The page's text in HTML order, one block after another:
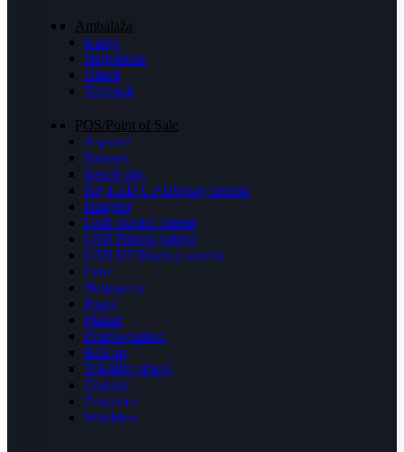
Ambalaža
Kutije
Naljepnice
Omoti
Tetrapak
POS/Point of Sale
A-panoi
Banneri
Beach flag
Big LED UP Display sistemi
Hangeri
LED okviri i totemi
LED Promo pultevi
LED UP Display sistemi
Letci
Naljepnice
Panoi
Plakati
Promo pultovi
Roll up
Tekstilni zidovi
Zastave
Zastavice
Wobbleri